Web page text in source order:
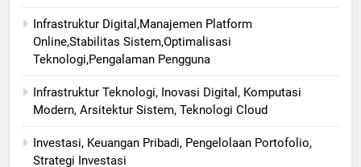
Infrastruktur Digital,Manajemen Platform
Online,Stabilitas Sistem,Optimalisasi
Teknologi,Pengalaman Pengguna
Infrastruktur Teknologi, Inovasi Digital, Komputasi
Modern, Arsitektur Sistem, Teknologi Cloud
Investasi, Keuangan Pribadi, Pengelolaan Portofolio,
Strategi Investasi